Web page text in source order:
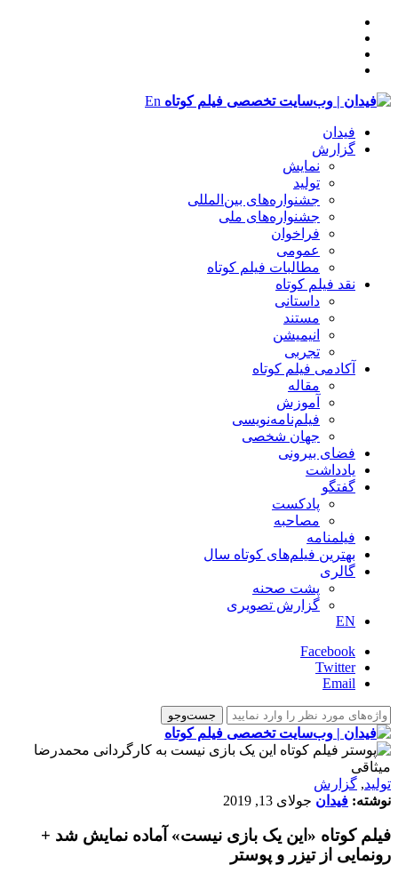
En
فیدان
گزارش
نمایش
تولید
‌‌جشنواره‌های بین‌المللی
جشنواره‌های ملی
فراخوان
عمومی
مطالبات فیلم کوتاه
نقد فیلم کوتاه
داستانی
مستند
انیمیشن
تجربی
آکادمی فیلم کوتاه
مقاله
آموزش
فیلم‌نامه‌نویسی
جهان شخصی
فضای بیرونی
یادداشت
گفتگو
پادکست
مصاحبه
فیلمنامه
بهترین فیلم‌های کوتاه سال
گالری
پشت صحنه
گزارش تصویری
EN
Facebook
Twitter
Email
تولید, گزارش
نوشته: فیدان جولای 13, 2019
فیلم کوتاه «این یک بازی نیست» آماده نمایش شد +
رونمایی از تیزر و پوستر